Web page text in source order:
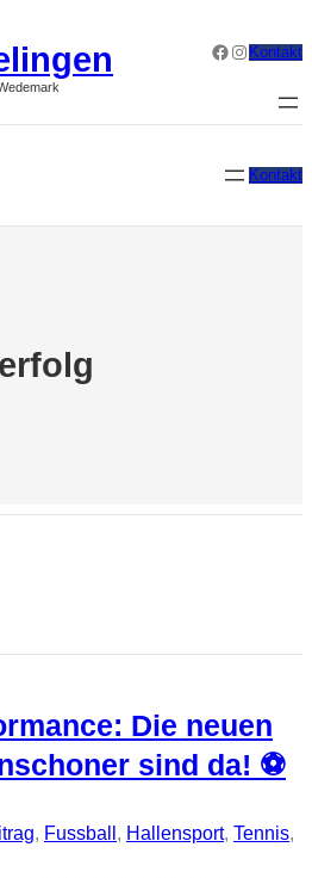
Facebook
Instagram
Kontakt
Kontakt
erfolg
Die neuen
sind da! ⚽
, Fussball , Hallensport, Tennis